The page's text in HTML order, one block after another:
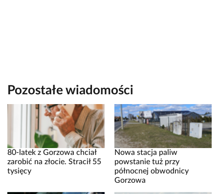
Pozostałe wiadomości
80-latek z Gorzowa chciał
zarobić na złocie. Stracił 55
tysięcy
Nowa stacja paliw
powstanie tuż przy
północnej obwodnicy
Gorzowa